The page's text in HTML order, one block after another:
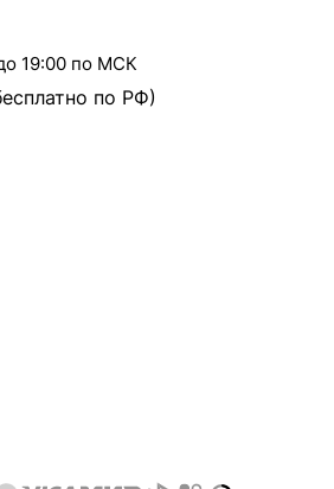
19:00 по МСК
по РФ)